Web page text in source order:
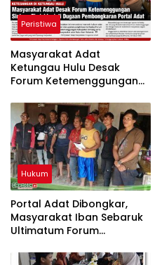
Peristiwa
Masyarakat Adat
Ketungau Hulu Desak
Forum Ketemenggungan
Dugaan Pembongkaran
Portal Adat
Hukum
Portal Adat Dibongkar,
Masyarakat Iban Sebaruk
Ultimatum Forum
“Jangan Biarkan Hukum